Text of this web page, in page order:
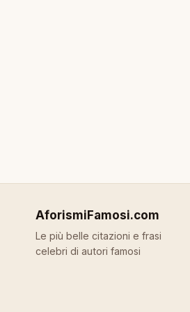
AforismiFamosi.com
Le più belle citazioni e frasi
celebri di autori famosi